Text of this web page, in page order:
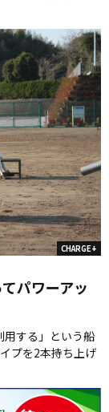
き動かしてい
「練習のため
「どんなボール
CHARGE+
パワーアッ
用する」という船
プを2本持ち上げ
感覚も養うこと
果で全員のスイン
えるなど、工夫